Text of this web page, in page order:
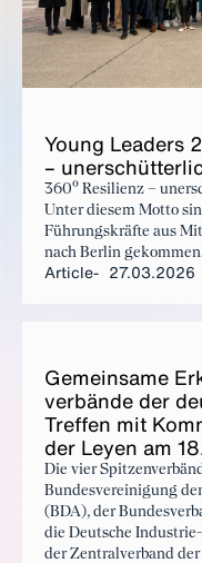
Young Lead­ers
–
360° Resilienz –
Unter diesem Motto
Führungskräfte aus
nach Berlin
Article 27.03.2026
Gemein­same
ver­bände der
Tr­e­f­fen mit
der Leyen am
Die vier
Bundesvereinigung
(BDA), der
die Deutsche
der Zentralverband